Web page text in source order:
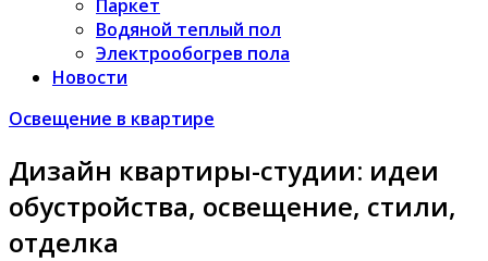
Паркет
Водяной теплый пол
Электрообогрев пола
Новости
Освещение в квартире
Дизайн квартиры-студии: идеи
обустройства, освещение, стили,
отделка